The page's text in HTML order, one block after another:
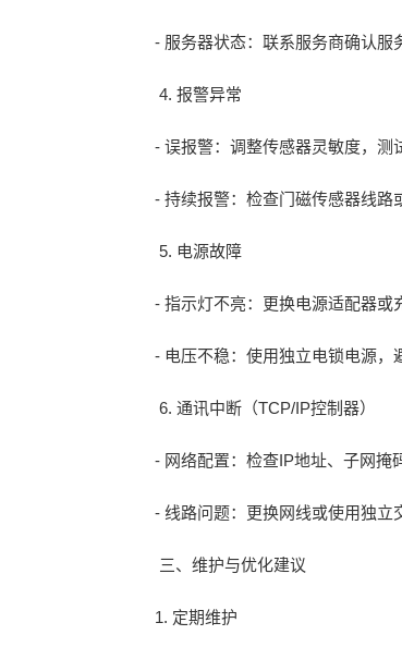
- 服务器状态：联系服务商确认服
4. 报警异常
- 误报警：调整传感器灵敏度，测
- 持续报警：检查门磁传感器线路
5. 电源故障
- 指示灯不亮：更换电源适配器或
- 电压不稳：使用独立电锁电源，
6. 通讯中断（TCP/IP控制器）
- 网络配置：检查IP地址、子网掩
- 线路问题：更换网线或使用独立
三、维护与优化建议
1. 定期维护